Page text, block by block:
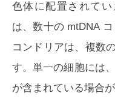
色体に配置されて
は、数十の mtDNA
コンドリアは、複数
す。単一の細胞には
が含まれている場合